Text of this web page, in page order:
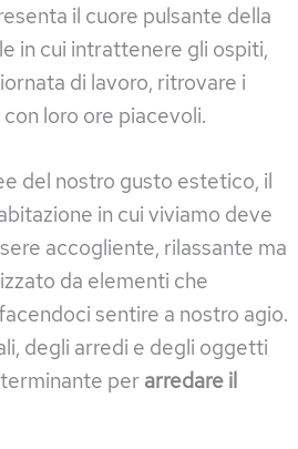
il cuore pulsante della
in cui intrattenere gli ospiti,
di lavoro, ritrovare i
loro ore piacevoli.
del nostro gusto estetico, il
in cui viviamo deve
accogliente, rilassante ma
da elementi che
sentire a nostro agio.
degli arredi e degli oggetti
per arredare il